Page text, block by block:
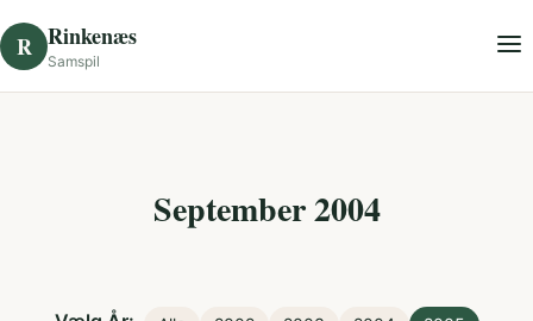
R Rinkenæs
Samspil
September 2004